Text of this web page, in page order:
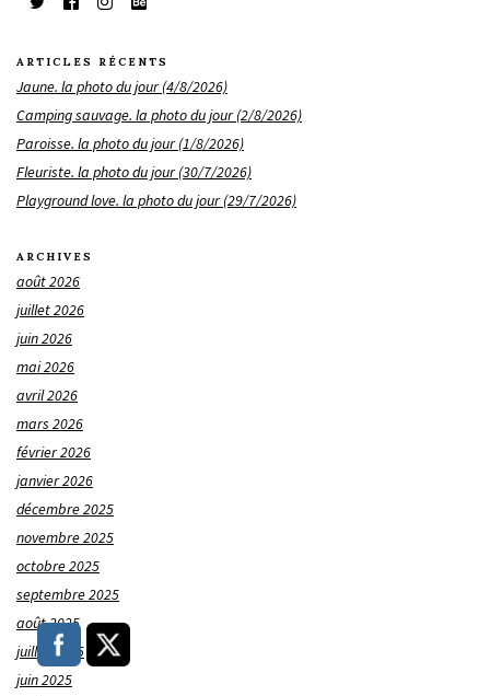
ARTICLES RÉCENTS
Jaune. la photo du jour (4/8/2026)
Camping sauvage. la photo du jour (2/8/2026)
Paroisse. la photo du jour (1/8/2026)
Fleuriste. la photo du jour (30/7/2026)
Playground love. la photo du jour (29/7/2026)
ARCHIVES
août 2026
juillet 2026
juin 2026
mai 2026
avril 2026
mars 2026
février 2026
janvier 2026
décembre 2025
novembre 2025
octobre 2025
septembre 2025
août 2025
juillet 2025
juin 2025